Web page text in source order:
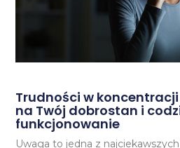
Trudności w
na Twój dobrostan i
funkcjonowanie
Uwaga to jedna z